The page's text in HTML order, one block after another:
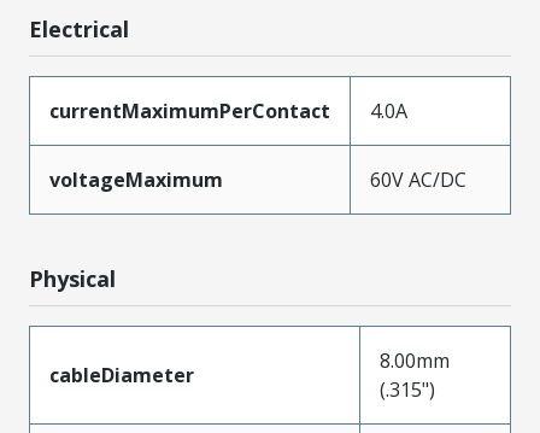
Electrical
currentMaximumPerContact 4.0A
voltageMaximum 60V AC/DC
Physical
cableDiameter
8.00mm
(.315")